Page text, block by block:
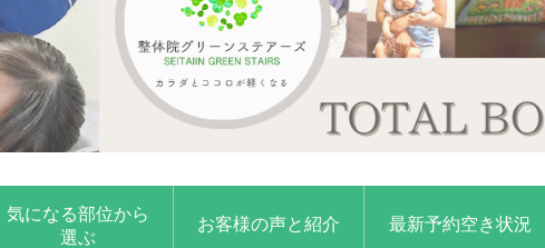
気になる部位から
選ぶ
お客様の声と紹介 最新予約空き状況